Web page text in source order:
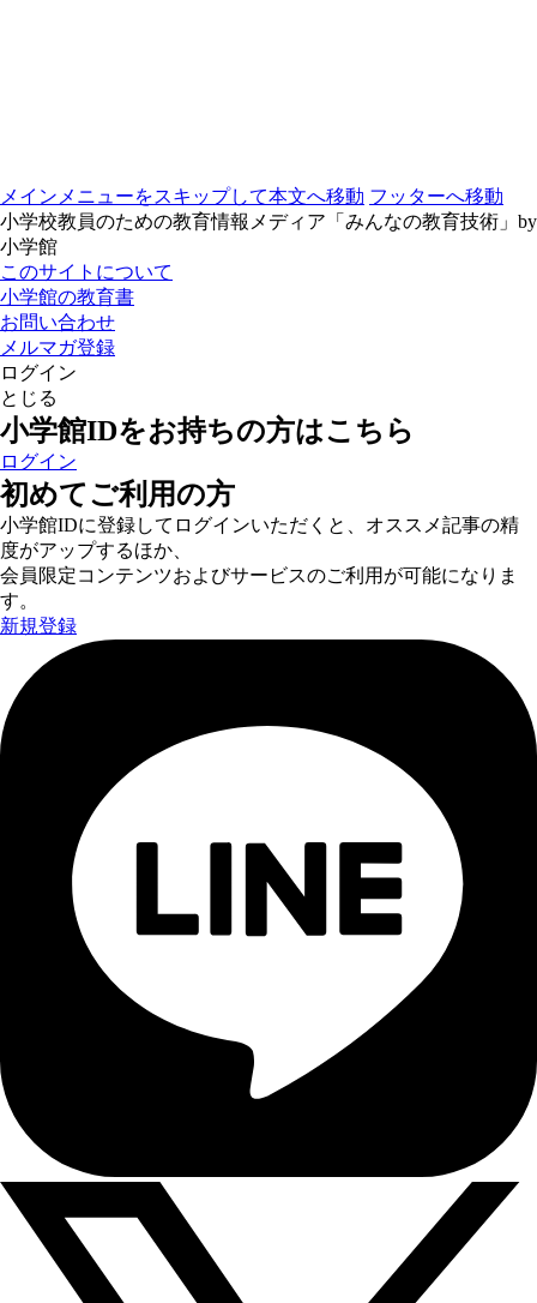
メインメニューをスキップして本文へ移動 フッターへ移動
小学校教員のための教育情報メディア「みんなの教育技術」by
小学館
このサイトについて
小学館の教育書
お問い合わせ
メルマガ登録
ログイン
とじる
小学館IDをお持ちの方はこちら
ログイン
初めてご利用の方
小学館IDに登録してログインいただくと、オススメ記事の精
度がアップするほか、
会員限定コンテンツおよびサービスのご利用が可能になりま
す。
新規登録